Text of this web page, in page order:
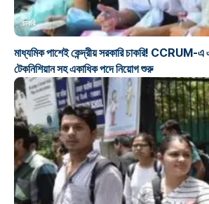
চাকরি
মাধ্যমিক পাশেই কেন্দ্রীয় সরকারি চাকরি! CCRUM-এ
টেকনিশিয়ান সহ একাধিক পদে নিয়োগ শুরু